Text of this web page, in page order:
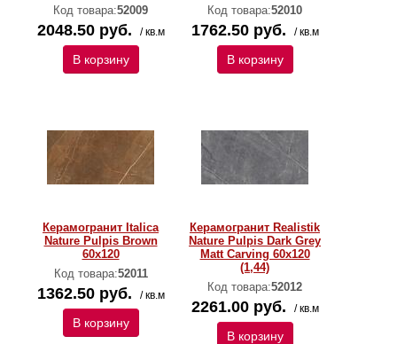
Код товара:52009
2048.50 руб. / кв.м
В корзину
Код товара:52010
1762.50 руб. / кв.м
В корзину
Керамогранит Italica
Nature Pulpis Brown
60x120
Код товара:52011
1362.50 руб. / кв.м
В корзину
Керамогранит Realistik
Nature Pulpis Dark Grey
Matt Carving 60x120
(1,44)
Код товара:52012
2261.00 руб. / кв.м
В корзину